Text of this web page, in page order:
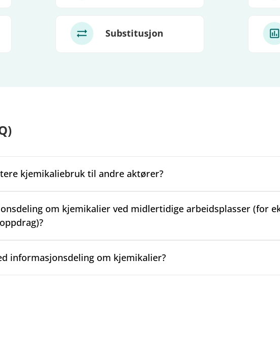
Substitusjon
kjemikaliebruk til andre aktører?
om kjemikalier ved midlertidige arbeidsplasser (for
informasjonsdeling om kjemikalier?